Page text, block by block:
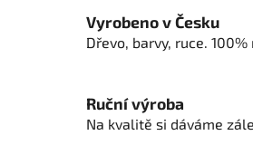
c
í
p
y
n
í
Vyrobeno v Česku
Dřevo, barvy, ruce. 100%
Ruční výroba
Na kvalitě si dáváme